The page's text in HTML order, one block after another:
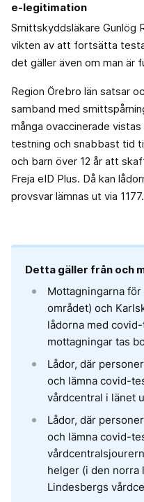
e-legitimation
Smittskyddsläkare Gunlög
vikten av att fortsätta
det gäller även om man är
Region Örebro län satsar
samband med
många ovaccinerade
testning och snabbast tid
och barn över 12 år att
Freja eID Plus. Då kan
provsvar lämnas ut via
Detta gäller från och
Mottagningarna
området) och
lådorna med
mottagningar tas
Lådor, där
och lämna covid-
vårdcentral i länet
Lådor, där
och lämna covid-
helger (i den norra
Lindesbergs